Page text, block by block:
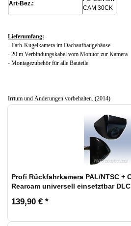
Art-Bez.:
CAM 30CK
Lieferumfang:
- Farb-Kugelkamera im Dachaufbaugehäuse
- 20 m Verbindungskabel vom Monitor zur Kamera
- Montagezubehör für alle Bauteile
Irrtum und Änderungen vorbehalten. (2014)
Profi Rückfahrkamera PAL/NTSC + Cinch-Kabel 7,5m
Rearcam universell einsetztbar DLC
139,90 € *